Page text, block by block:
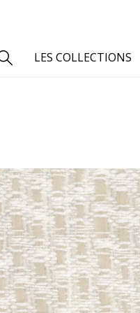
LES COLLECTIONS
Aspect
Coton
Laine
Lin